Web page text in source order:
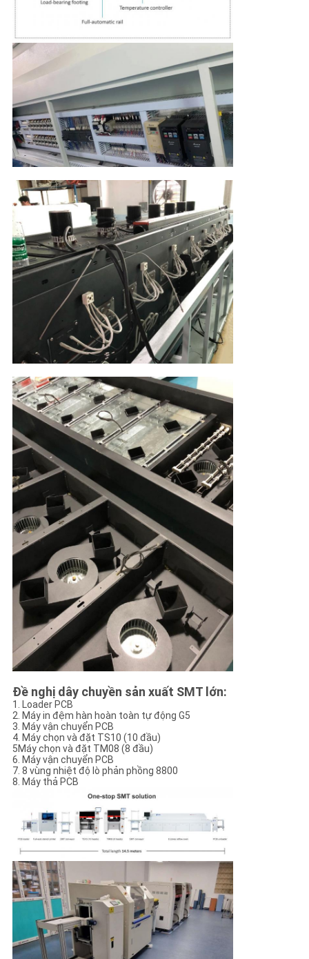
Đề nghị dây chuyền sản xuất SMT lớn:
1. Loader PCB
2. Máy in đệm hàn hoàn toàn tự động G5
3. Máy vận chuyển PCB
4. Máy chọn và đặt TS10 (10 đầu)
5Máy chọn và đặt TM08 (8 đầu)
6. Máy vận chuyển PCB
7. 8 vùng nhiệt độ lò phản phồng 8800
8. Máy thả PCB